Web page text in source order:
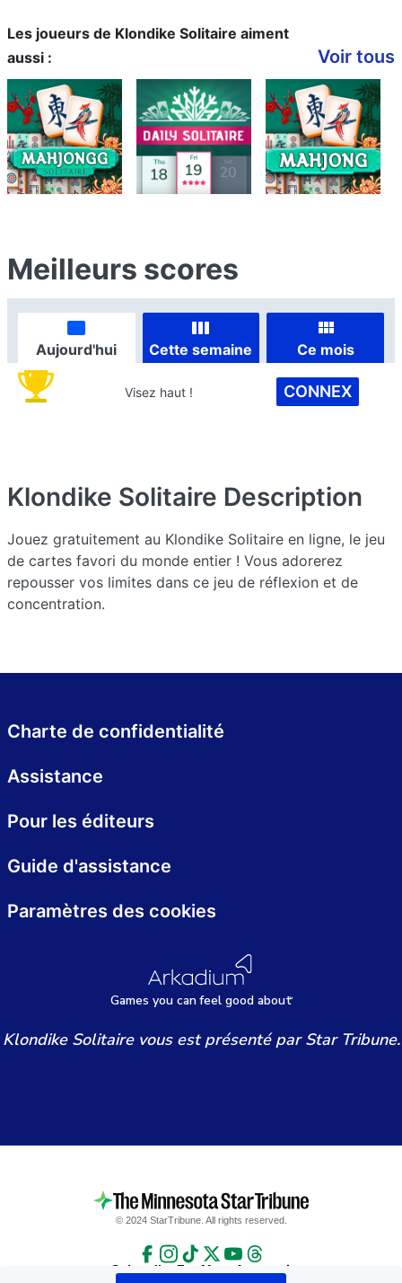
Les joueurs de Klondike Solitaire aiment
aussi :
Voir tous
Meilleurs scores
Aujourd'hui Cette semaine Ce mois
Visez haut ! CONNEX
Klondike Solitaire Description
Jouez gratuitement au Klondike Solitaire en ligne, le jeu
de cartes favori du monde entier ! Vous adorerez
repousser vos limites dans ce jeu de réflexion et de
concentration.
Games you canfeel good about
Charte de confidentialité
Assistance
Pour les éditeurs
Guide d'assistance
Paramètres des cookies
Klondike Solitaire vous est présenté par Star Tribune.
© 2024 StarTribune. All rights reserved.
Subscribe For More Access